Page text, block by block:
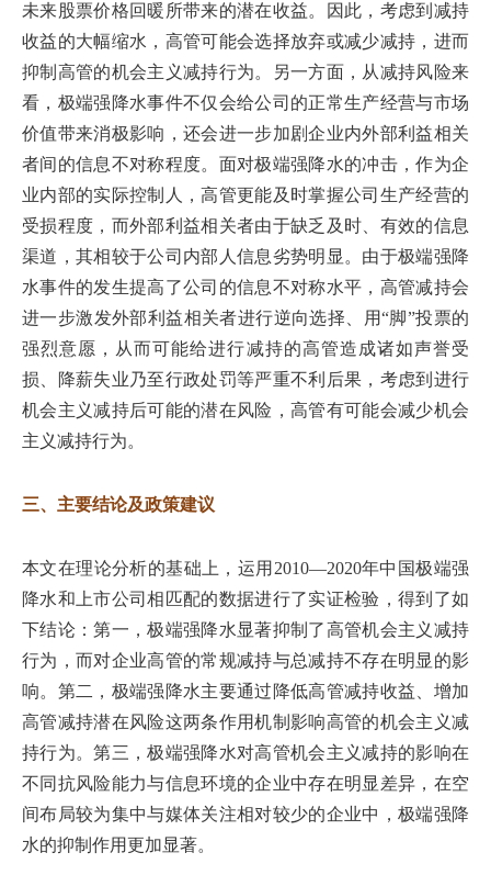
未来股票价格回暖所带来的潜在收益。因此，考虑到减持
收益的大幅缩水，高管可能会选择放弃或减少减持，进而
抑制高管的机会主义减持行为。另一方面，从减持风险来
看，极端强降水事件不仅会给公司的正常生产经营与市场
价值带来消极影响，还会进一步加剧企业内外部利益相关
者间的信息不对称程度。面对极端强降水的冲击，作为企
业内部的实际控制人，高管更能及时掌握公司生产经营的
受损程度，而外部利益相关者由于缺乏及时、有效的信息
渠道，其相较于公司内部人信息劣势明显。由于极端强降
水事件的发生提高了公司的信息不对称水平，高管减持会
进一步激发外部利益相关者进行逆向选择、用“脚”投票的
强烈意愿，从而可能给进行减持的高管造成诸如声誉受
损、降薪失业乃至行政处罚等严重不利后果，考虑到进行
机会主义减持后可能的潜在风险，高管有可能会减少机会
主义减持行为。
三、主要结论及政策建议
本文在理论分析的基础上，运用2010—2020年中国极端强
降水和上市公司相匹配的数据进行了实证检验，得到了如
下结论：第一，极端强降水显著抑制了高管机会主义减持
行为，而对企业高管的常规减持与总减持不存在明显的影
响。第二，极端强降水主要通过降低高管减持收益、增加
高管减持潜在风险这两条作用机制影响高管的机会主义减
持行为。第三，极端强降水对高管机会主义减持的影响在
不同抗风险能力与信息环境的企业中存在明显差异，在空
间布局较为集中与媒体关注相对较少的企业中，极端强降
水的抑制作用更加显著。